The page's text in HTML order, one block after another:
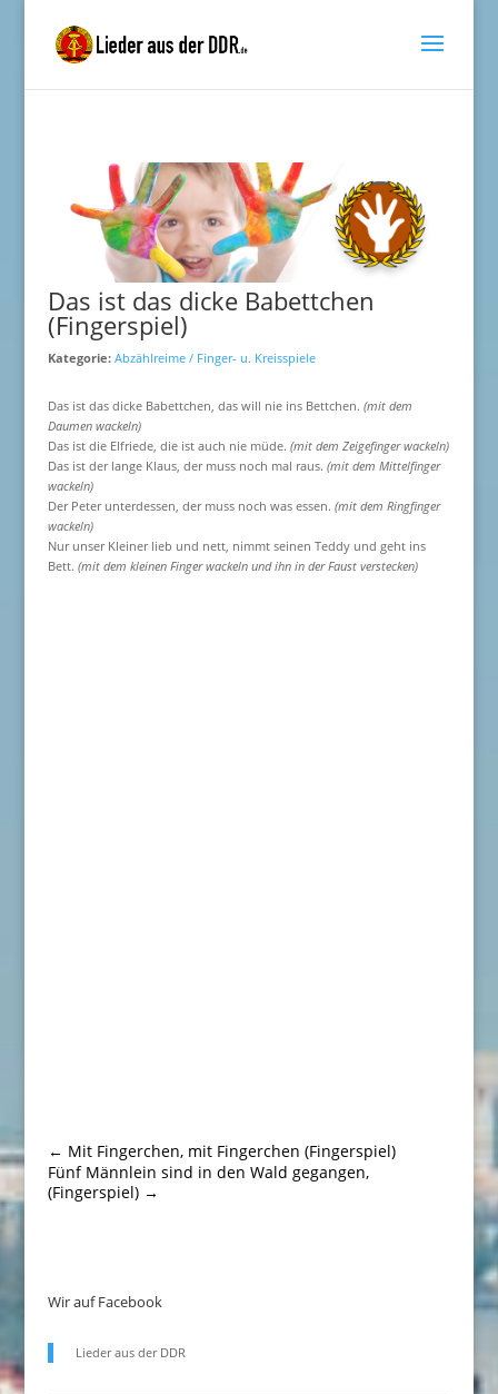
Das ist das dicke Babettchen
(Fingerspiel)
Kategorie: Abzählreime / Finger- u. Kreisspiele
Das ist das dicke Babettchen, das will nie ins Bettchen. (mit dem
Daumen wackeln)
Das ist die Elfriede, die ist auch nie müde. (mit dem Zeigefinger wackeln)
Das ist der lange Klaus, der muss noch mal raus. (mit dem Mittelfinger
wackeln)
Der Peter unterdessen, der muss noch was essen. (mit dem Ringfinger
wackeln)
Nur unser Kleiner lieb und nett, nimmt seinen Teddy und geht ins
Bett. (mit dem kleinen Finger wackeln und ihn in der Faust verstecken)
← Mit Fingerchen, mit Fingerchen (Fingerspiel)
Fünf Männlein sind in den Wald gegangen,
(Fingerspiel)→
Wir auf Facebook
Lieder aus der DDR